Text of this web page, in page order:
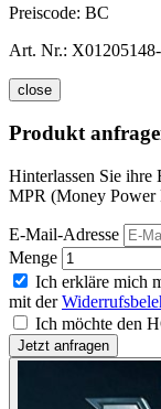
Preiscode: BC
Art. Nr.:
close
Produkt
Hinterlassen Sie
MPR (Money Power
E-Mail-Adresse
Menge
Ich erkläre mich
mit der
Ich möchte den